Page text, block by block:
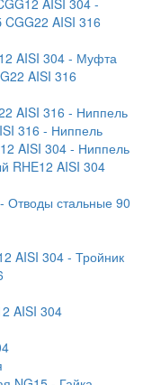
CGG22 AISI 316
AISI 304- Муфта
AISI 316
AISI 316 - Ниппель
316 - Ниппель
AISI 304 - Ниппель
RHE12 AISI 304
- Отводы стальные 90
AISI 304 - Тройник
AISI 304